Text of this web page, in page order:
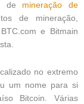
de mineração
de
de mineração,
e Bitmain
no extremo
um nome para si
Bitcoin. Várias